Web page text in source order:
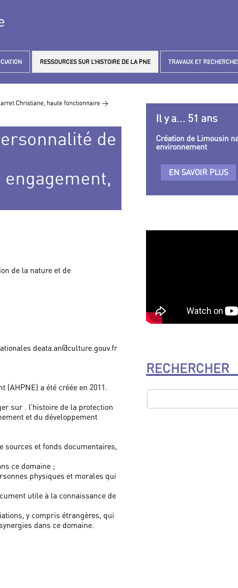
RESSOURCES SUR L’HISTOIRE DE LA PNE TRAVAUX ET
Christiane, haute fonctionnaire >
de
engagement,
de la nature et de
deata.an@culture.gouv.fr
(AHPNE) a été créée en 2011.
sur . l’histoire de la protection
et du développement
sources et fonds documentaires,
ce domaine ;
physiques et morales qui
utile à la connaissance de
y compris étrangères, qui
dans ce domaine.
Il y a... 51 ans
Création de Limousin
environnement
EN SAVOIR PLUS
RECHERCHER